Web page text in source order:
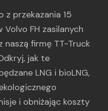
z przekazania 15
FH zasilanych
naszą firmę TT-Truck
jak te
LNG i bioLNG,
i obniżając koszty